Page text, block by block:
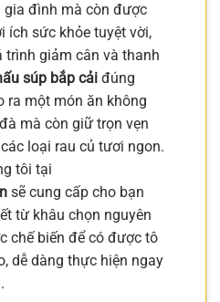
đình mà còn được
ích sức khỏe tuyệt vời,
trình giảm cân và thanh
súp bắp cải đúng
ra một món ăn không
mà còn giữ trọn vẹn
loại rau củ tươi ngon.
tôi tại
sẽ cung cấp cho bạn
từ khâu chọn nguyên
chế biến để có được tô
dễ dàng thực hiện ngay